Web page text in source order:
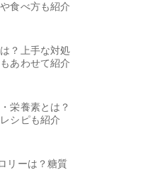
食べ方も紹介
？上手な対処
あわせて紹介
栄養素とは？
シピも紹介
リーは？糖質